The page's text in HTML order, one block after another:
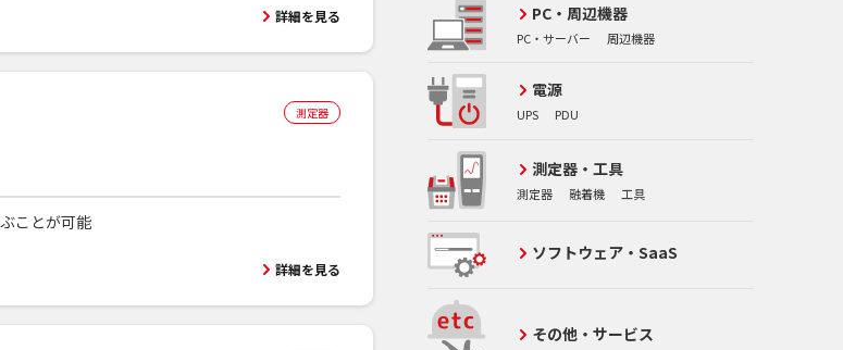
詳細を見る
測定器
ことが可能
詳細を見る
PC・周辺機器
PC・サーバー 周辺機器
電源
UPS PDU
測定器・工具
測定器 融着機 工具
ソフトウェア・SaaS
その他・サービス